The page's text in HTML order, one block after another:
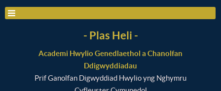
- Plas Heli -
Academi Hwylio Genedlaethol a Chanolfan
Ddigwyddiadau
Prif Ganolfan Digwyddiad Hwylio yng Nghymru